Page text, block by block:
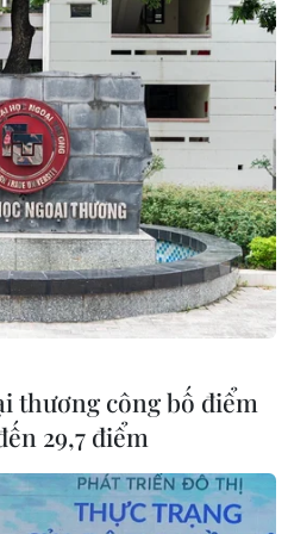
qua: Tổng vốn FDI
đạt 25,762 tỷ USD
ký cấp mới, điều chỉnh và
phần vốn góp của nhà đầu
USD, tăng 14,7% so với
thương công bố điểm
29,7 điểm